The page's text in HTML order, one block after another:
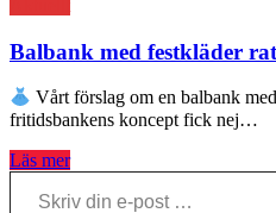
Balbank med festkläder
Vårt förslag om en balbank
fritidsbankens koncept fick nej…
Läs mer